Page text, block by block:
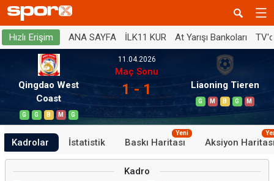
Hızlı Erişim ANA SAYFA İLK11 KUR At Yarışı Bankoları
Qingdao West
Coast
G G B M G
11.04.2026
Maç Sonu
1 - 1 Liaoning Tieren
G M B G M
Kadrolar İstatistik Baskı Haritası
Yeni
Aksiyon
Kadro